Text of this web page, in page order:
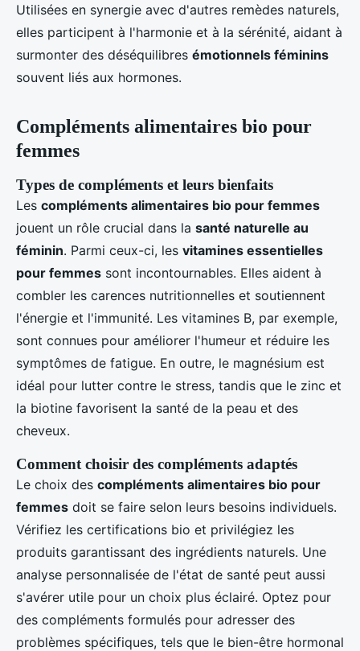
Utilisées en synergie avec d'autres remèdes naturels,
elles participent à l'harmonie et à la sérénité, aidant à
surmonter des déséquilibres émotionnels féminins
souvent liés aux hormones.
Compléments alimentaires bio pour
femmes
Types de compléments et leurs bienfaits
Les compléments alimentaires bio pour femmes
jouent un rôle crucial dans la santé naturelle au
féminin. Parmi ceux-ci, les vitamines essentielles
pour femmes sont incontournables. Elles aident à
combler les carences nutritionnelles et soutiennent
l'énergie et l'immunité. Les vitamines B, par exemple,
sont connues pour améliorer l'humeur et réduire les
symptômes de fatigue. En outre, le magnésium est
idéal pour lutter contre le stress, tandis que le zinc et
la biotine favorisent la santé de la peau et des
cheveux.
Comment choisir des compléments adaptés
Le choix des compléments alimentaires bio pour
femmes doit se faire selon leurs besoins individuels.
Vérifiez les certifications bio et privilégiez les
produits garantissant des ingrédients naturels. Une
analyse personnalisée de l'état de santé peut aussi
s'avérer utile pour un choix plus éclairé. Optez pour
des compléments formulés pour adresser des
problèmes spécifiques, tels que le bien-être hormonal